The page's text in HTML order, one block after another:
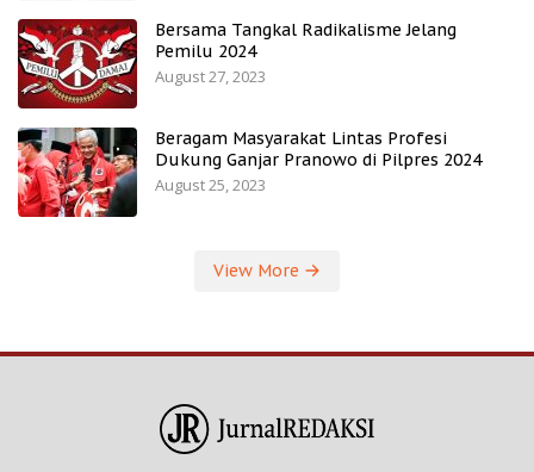
Bersama Tangkal Radikalisme Jelang
Pemilu 2024
August 27, 2023
Beragam Masyarakat Lintas Profesi
Dukung Ganjar Pranowo di Pilpres 2024
August 25, 2023
View More